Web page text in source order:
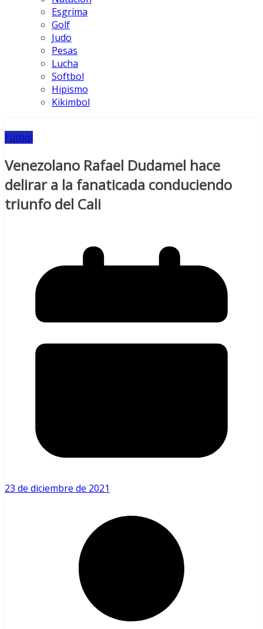
Esgrima
Golf
Judo
Pesas
Lucha
Softbol
Hipismo
Kikimbol
Fútbol
Venezolano Rafael Dudamel hace
delirar a la fanaticada conduciendo
triunfo del Cali
23 de diciembre de 2021